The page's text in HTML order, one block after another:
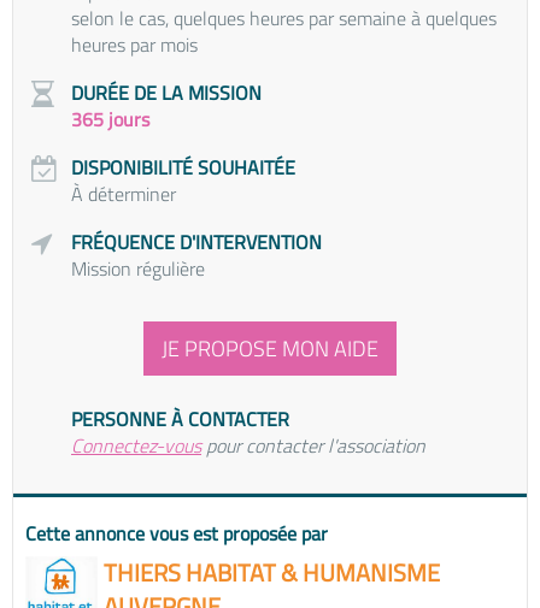
selon le cas, quelques heures par semaine à quelques
heures par mois
DURÉE DE LA MISSION
365 jours
DISPONIBILITÉ SOUHAITÉE
À déterminer
FRÉQUENCE D'INTERVENTION
Mission régulière
JE PROPOSE MON AIDE
PERSONNE À CONTACTER
Connectez-vouspour contacter l'association
Cette annonce vous est proposée par
THIERS HABITAT & HUMANISME